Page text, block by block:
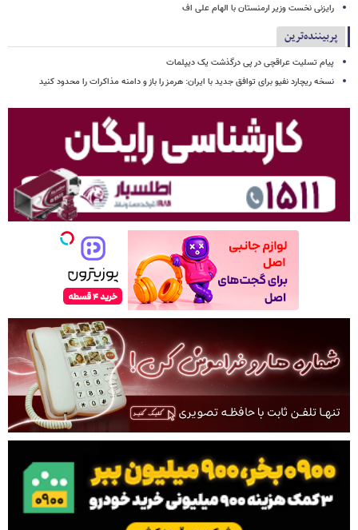
رایزنی نخست وزیر ارمنستان با الهام علی اف
پربیننده‌ترین
پیام تسلیت عراقچی در پی درگذشت یک دیپلمات
نسخه ریچارد نفیو برای توافق جدید با ایران: هرمز را باز و دامنه مذاکرات را محدود کنید